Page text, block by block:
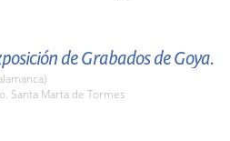
de Grabados de Goya.
Santa Marta de Tormes